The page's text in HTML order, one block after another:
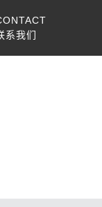
系我们